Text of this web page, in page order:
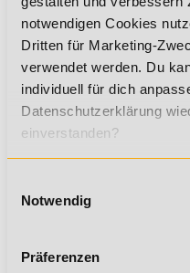
notwendigen Cookies
Dritten für Marketing-
verwendet werden. Du
individuell für dich
Datenschutzerklärung
einverstanden?
Notwendig
Präferenzen